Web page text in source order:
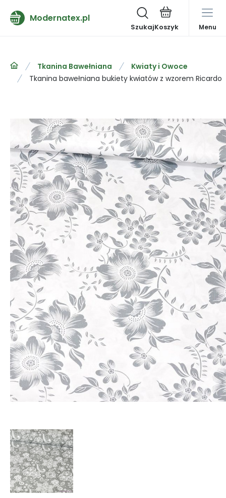
Modernatex.pl
Szukaj Menu
Tkanina Bawełniana
Kwiaty i Owoce
Tkanina bawełniana bukiety kwiatów z wzorem Ricardo